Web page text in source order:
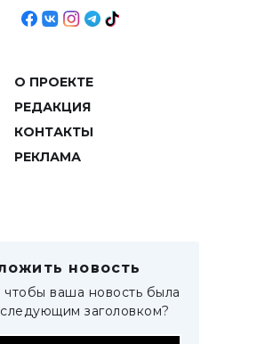
О ПРОЕКТЕ
РЕДАКЦИЯ
КОНТАКТЫ
РЕКЛАМА
новость
чтобы ваша новость была
заголовком?